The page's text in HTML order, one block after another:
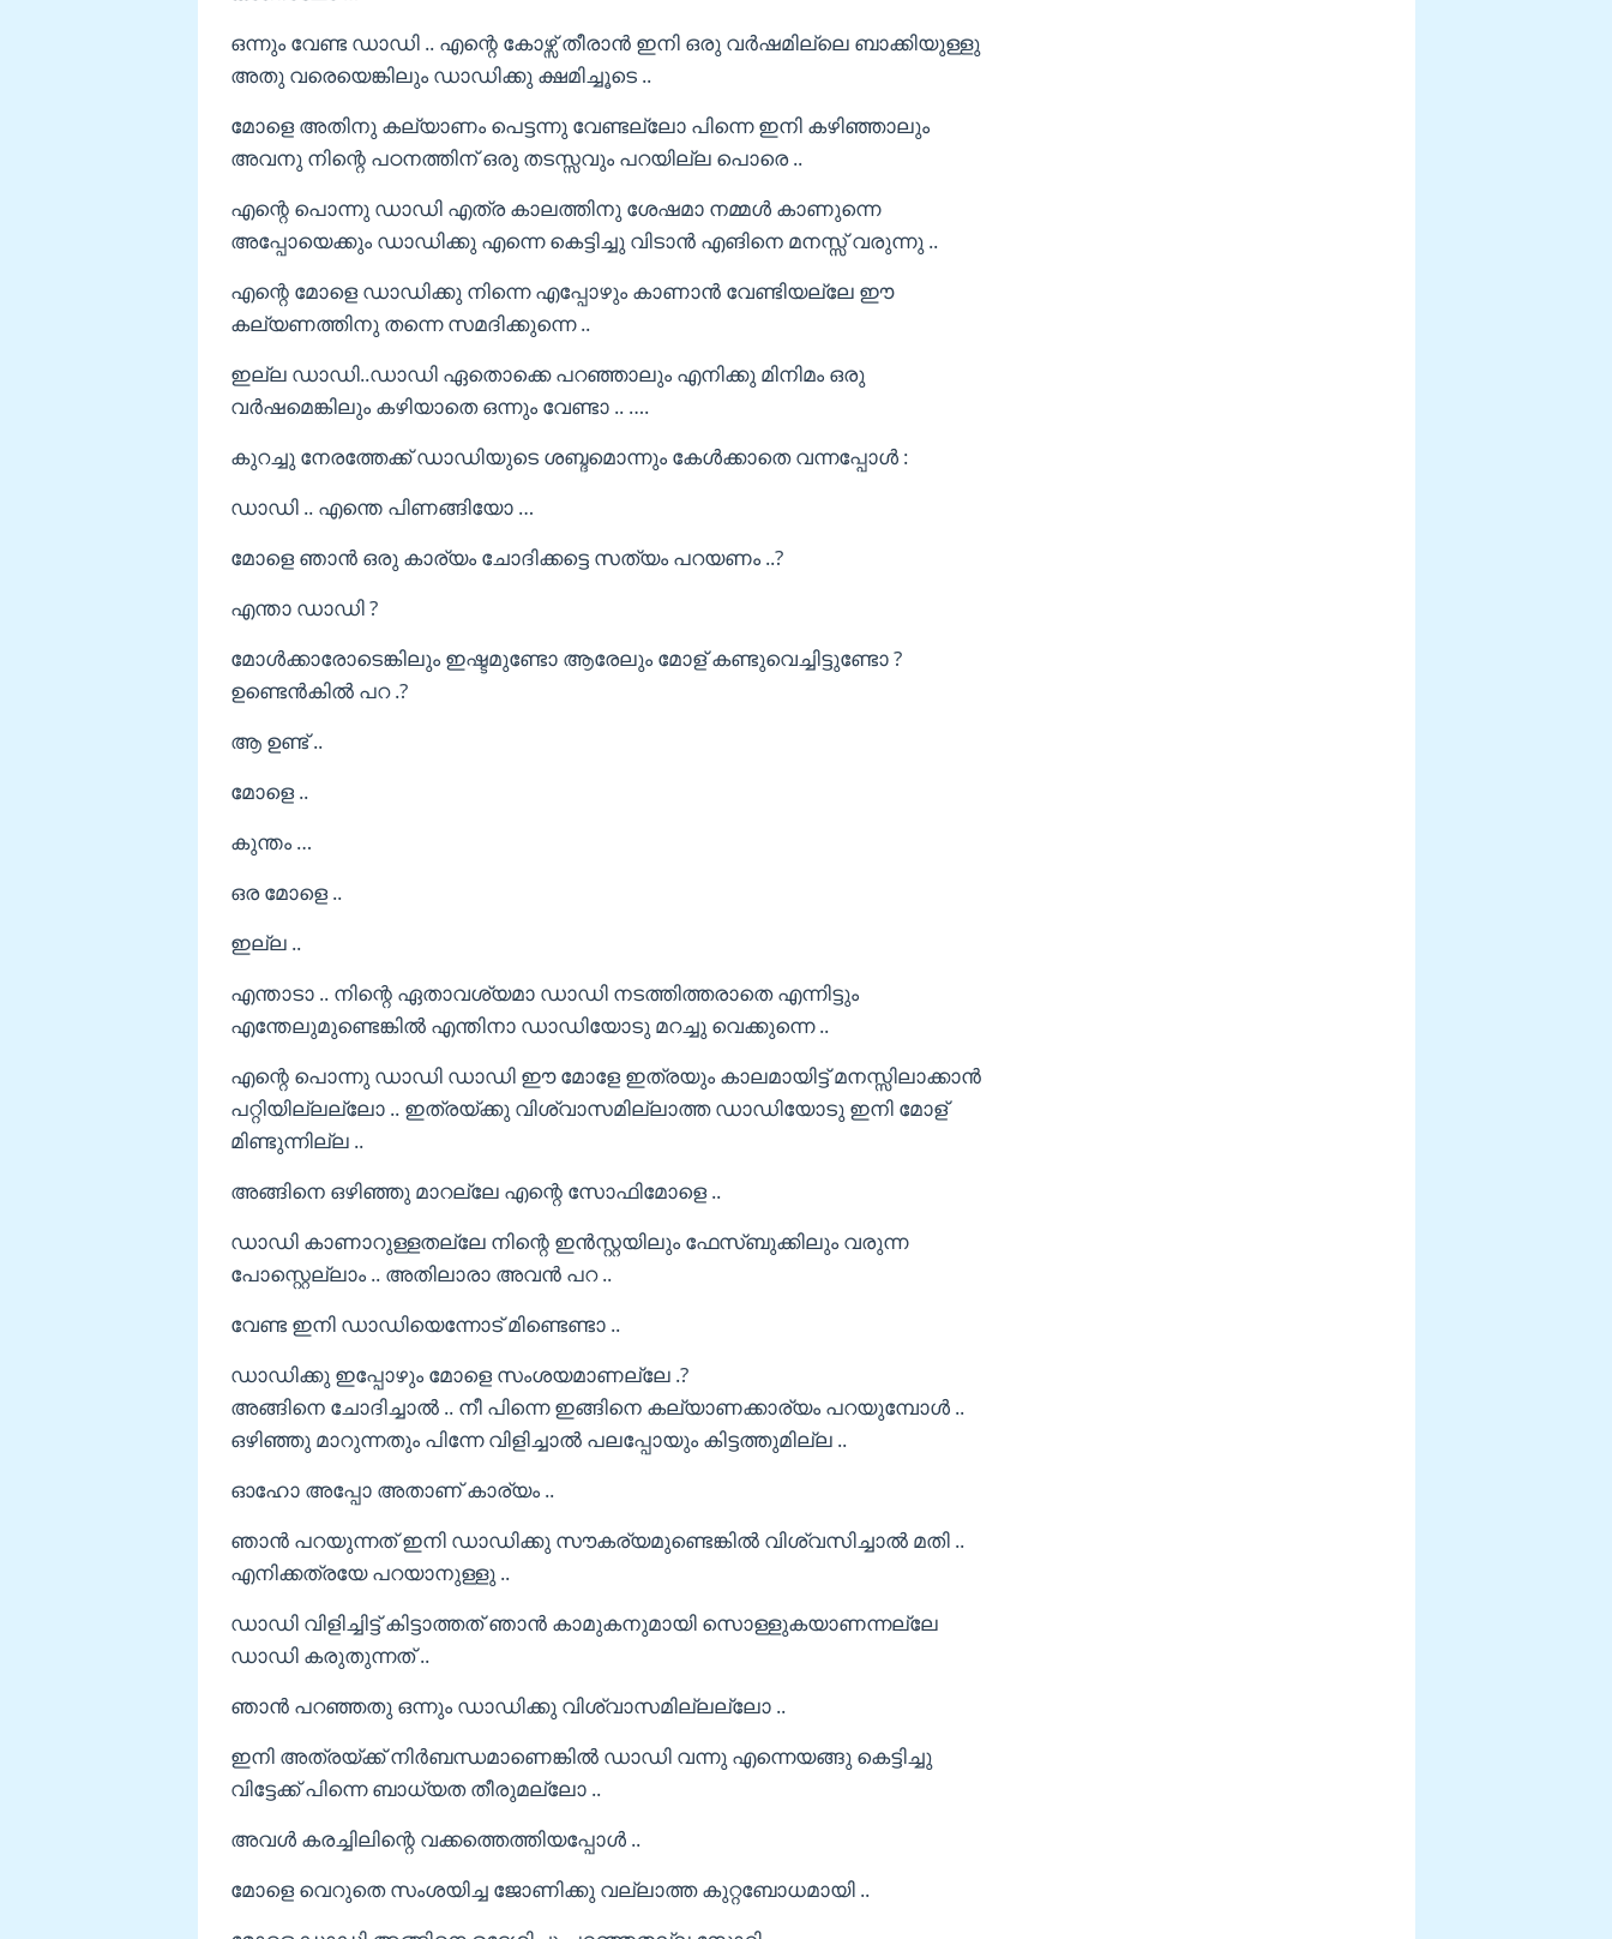
ഒന്നും വേണ്ട ഡാഡി .. എന്റെ കോഴ്സ് തീരാൻ ഇനി ഒരു വർഷമില്ലെ ബാക്കിയുള്ളു
അതു വരെയെങ്കിലും ഡാഡിക്കു ക്ഷമിച്ചൂടെ ..
മോളെ അതിനു കല്യാണം പെട്ടന്നു വേണ്ടല്ലോ പിന്നെ ഇനി കഴിഞ്ഞാലും
അവനു നിന്റെ പഠനത്തിന് ഒരു തടസ്സവും പറയില്ല പൊരെ ..
എന്റെ പൊന്നു ഡാഡി എത്ര കാലത്തിനു ശേഷമാ നമ്മൾ കാണുന്നെ
അപ്പോയെക്കും ഡാഡിക്കു എന്നെ കെട്ടിച്ചു വിടാൻ എങിനെ മനസ്സ് വരുന്നു ..
എന്റെ മോളെ ഡാഡിക്കു നിന്നെ എപ്പോഴും കാണാൻ വേണ്ടിയല്ലേ ഈ
കല്യണത്തിനു തന്നെ സമദിക്കുന്നെ ..
ഇല്ല ഡാഡി..ഡാഡി ഏതൊക്കെ പറഞ്ഞാലും എനിക്കു മിനിമം ഒരു
വർഷമെങ്കിലും കഴിയാതെ ഒന്നും വേണ്ടാ .. ….
കുറച്ചു നേരത്തേക്ക് ഡാഡിയുടെ ശബ്ദമൊന്നും കേൾക്കാതെ വന്നപ്പോൾ :
ഡാഡി .. എന്തെ പിണങ്ങിയോ …
മോളെ ഞാൻ ഒരു കാര്യം ചോദിക്കട്ടെ സത്യം പറയണം ..?
എന്താ ഡാഡി ?
മോൾക്കാരോടെങ്കിലും ഇഷ്ടമുണ്ടോ ആരേലും മോള് കണ്ടുവെച്ചിട്ടുണ്ടോ ?
ഉണ്ടെൻകിൽ പറ .?
ആ ഉണ്ട് ..
മോളെ ..
കുന്തം …
ഒര മോളെ ..
ഇല്ല ..
എന്താടാ .. നിന്റെ ഏതാവശ്യമാ ഡാഡി നടത്തിത്തരാതെ എന്നിട്ടും
എന്തേലുമുണ്ടെങ്കിൽ എന്തിനാ ഡാഡിയോടു മറച്ചു വെക്കുന്നെ ..
എന്റെ പൊന്നു ഡാഡി ഡാഡി ഈ മോളേ ഇത്രയും കാലമായിട്ട് മനസ്സിലാക്കാൻ
പറ്റിയില്ലല്ലോ .. ഇത്രയ്ക്കു വിശ്വാസമില്ലാത്ത ഡാഡിയോടു ഇനി മോള്
മിണ്ടുന്നില്ല ..
അങ്ങിനെ ഒഴിഞ്ഞു മാറല്ലേ എന്റെ സോഫിമോളെ ..
ഡാഡി കാണാറുള്ളതല്ലേ നിന്റെ ഇൻസ്റ്റയിലും ഫേസ്ബുക്കിലും വരുന്ന
പോസ്റ്റെല്ലാം .. അതിലാരാ അവൻ പറ ..
വേണ്ട ഇനി ഡാഡിയെന്നോട് മിണ്ടെണ്ടാ ..
ഡാഡിക്കു ഇപ്പോഴും മോളെ സംശയമാണല്ലേ .?
അങ്ങിനെ ചോദിച്ചാൽ .. നീ പിന്നെ ഇങ്ങിനെ കല്യാണക്കാര്യം പറയുമ്പോൾ ..
ഒഴിഞ്ഞു മാറുന്നതും പിന്നേ വിളിച്ചാൽ പലപ്പോയും കിട്ടത്തുമില്ല ..
ഓഹോ അപ്പോ അതാണ് കാര്യം ..
ഞാൻ പറയുന്നത് ഇനി ഡാഡിക്കു സൗകര്യമുണ്ടെങ്കിൽ വിശ്വസിച്ചാൽ മതി ..
എനിക്കത്രയേ പറയാനുള്ളു ..
ഡാഡി വിളിച്ചിട്ട് കിട്ടാത്തത് ഞാൻ കാമുകനുമായി സൊള്ളുകയാണന്നല്ലേ
ഡാഡി കരുതുന്നത് ..
ഞാൻ പറഞ്ഞതു ഒന്നും ഡാഡിക്കു വിശ്വാസമില്ലല്ലോ ..
ഇനി അത്രയ്ക്ക് നിർബന്ധമാണെങ്കിൽ ഡാഡി വന്നു എന്നെയങ്ങു കെട്ടിച്ചു
വിട്ടേക്ക് പിന്നെ ബാധ്യത തീരുമല്ലോ ..
അവൾ കരച്ചിലിന്റെ വക്കത്തെത്തിയപ്പോൾ ..
മോളെ വെറുതെ സംശയിച്ച ജോണിക്കു വല്ലാത്ത കുറ്റബോധമായി ..